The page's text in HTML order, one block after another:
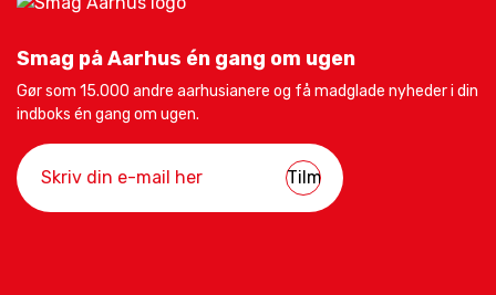
Smag på Aarhus én gang om ugen
Gør som 15.000 andre aarhusianere og få madglade nyheder i din
indboks én gang om ugen.